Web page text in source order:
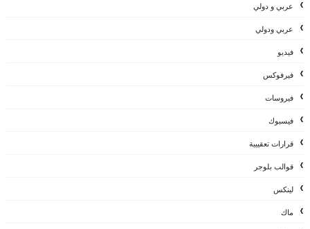
عربي و دولي
عربي ودولي
فيديو
فيرفوكس
فيروسات
فيسبوك
قرارات تعقيبية
قوالب بلوجر
لينكس
ماك